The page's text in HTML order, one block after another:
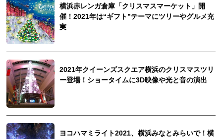
横浜赤レンガ倉庫「クリスマスマーケット」開
催！2021年は“ギフト”テーマにツリーやグルメ充
実
2021年クイーンズスクエア横浜のクリスマスツリ
ー登場！ショータイムに3D映像や光と音の演出
ヨコハマミライト2021、横浜みなとみらいで！横